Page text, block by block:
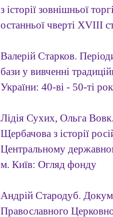
з історії зовнішньої
останньої чверті XVIII
Валерій Старков.
бази у вивченні
України: 40-ві - 50-ті
Лідія Сухих, Ольга
Щербачова з історії
Центральному
м. Київ: Огляд фонду
Андрій Стародуб.
Православного